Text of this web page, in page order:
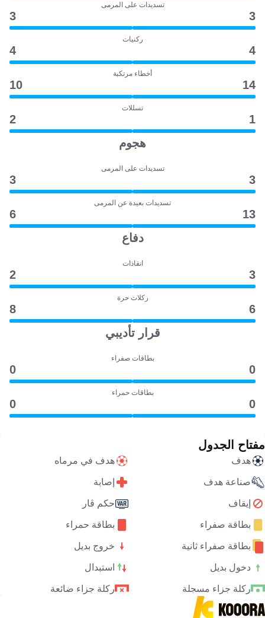
تسديدات على المرمى
3
3
ركنيات
4
4
أخطاء مرتكبة
14
10
تسللات
1
2
هجوم
تسديدات على المرمى
3
3
تسديدات بعيدة عن المرمى
13
6
دفاع
انقاذات
3
2
ركلات حرة
6
8
قرار تأديبي
بطاقات صفراء
0
0
بطاقات حمراء
0
0
مفتاح الجدول
هدف هدف في مرماه
صناعة هدف إصابة
إيقاف حكم ڤار
بطاقة صفراء بطاقة حمراء
بطاقة صفراء ثانية خروج بديل
دخول بديل استبدال
ركلة جزاء مسجلة ركلة جزاء ضائعة